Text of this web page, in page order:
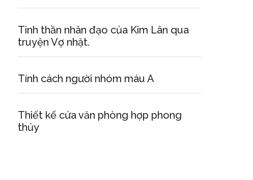
Tinh thần nhân đạo của Kim Lân qua
truyện Vợ nhặt.
Tính cách người nhóm máu A
Thiết kế cửa văn phòng hợp phong
thủy